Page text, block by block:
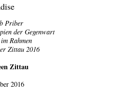
Priber
der Gegenwart
Rahmen
Zittau 2016
Zittau
2016